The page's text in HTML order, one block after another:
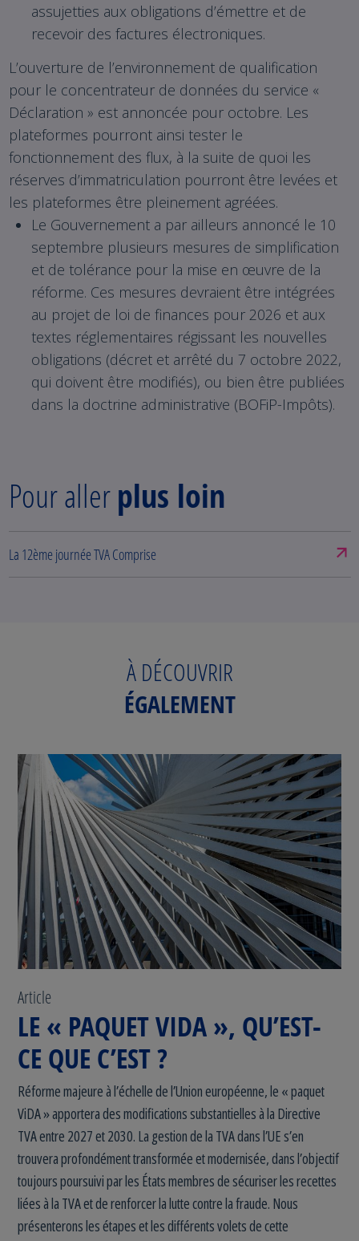
assujetties aux obligations d’émettre et de
recevoir des factures électroniques.
L’ouverture de l’environnement de qualification
pour le concentrateur de données du service «
Déclaration » est annoncée pour octobre. Les
plateformes pourront ainsi tester le
fonctionnement des flux, à la suite de quoi les
réserves d’immatriculation pourront être levées et
les plateformes être pleinement agréées.
Le Gouvernement a par ailleurs annoncé le 10
septembre plusieurs mesures de simplification
et de tolérance pour la mise en œuvre de la
réforme. Ces mesures devraient être intégrées
au projet de loi de finances pour 2026 et aux
textes réglementaires régissant les nouvelles
obligations (décret et arrêté du 7 octobre 2022,
qui doivent être modifiés), ou bien être publiées
dans la doctrine administrative (BOFiP-Impôts).
Pour allerplus loin
La 12ème journée TVA Comprise
À DÉCOUVRIR
ÉGALEMENT
Article
LE « PAQUET VIDA », QU’EST-
CE QUE C’EST ?
Réforme majeure à l’échelle de l’Union européenne, le « paquet
ViDA » apportera des modifications substantielles à la Directive
TVA entre 2027 et 2030. La gestion de la TVA dans l’UE s’en
trouvera profondément transformée et modernisée, dans l’objectif
toujours poursuivi par les États membres de sécuriser les recettes
liées à la TVA et de renforcer la lutte contre la fraude. Nous
présenterons les étapes et les différents volets de cette